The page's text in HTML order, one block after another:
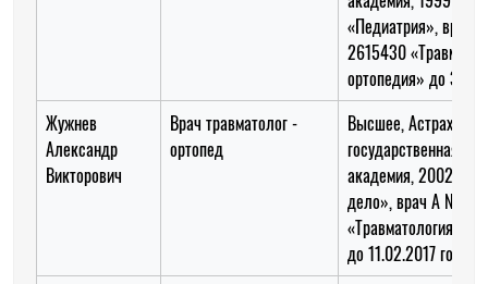
«Педиатрия», врач
2615430
ортопедия» до
Жужнев
Александр
Викторович
Врач травматолог -
ортопед
Высшее,
государственная
академия, 2002
дело», врач А №
«Травматология и
до 11.02.2017 года